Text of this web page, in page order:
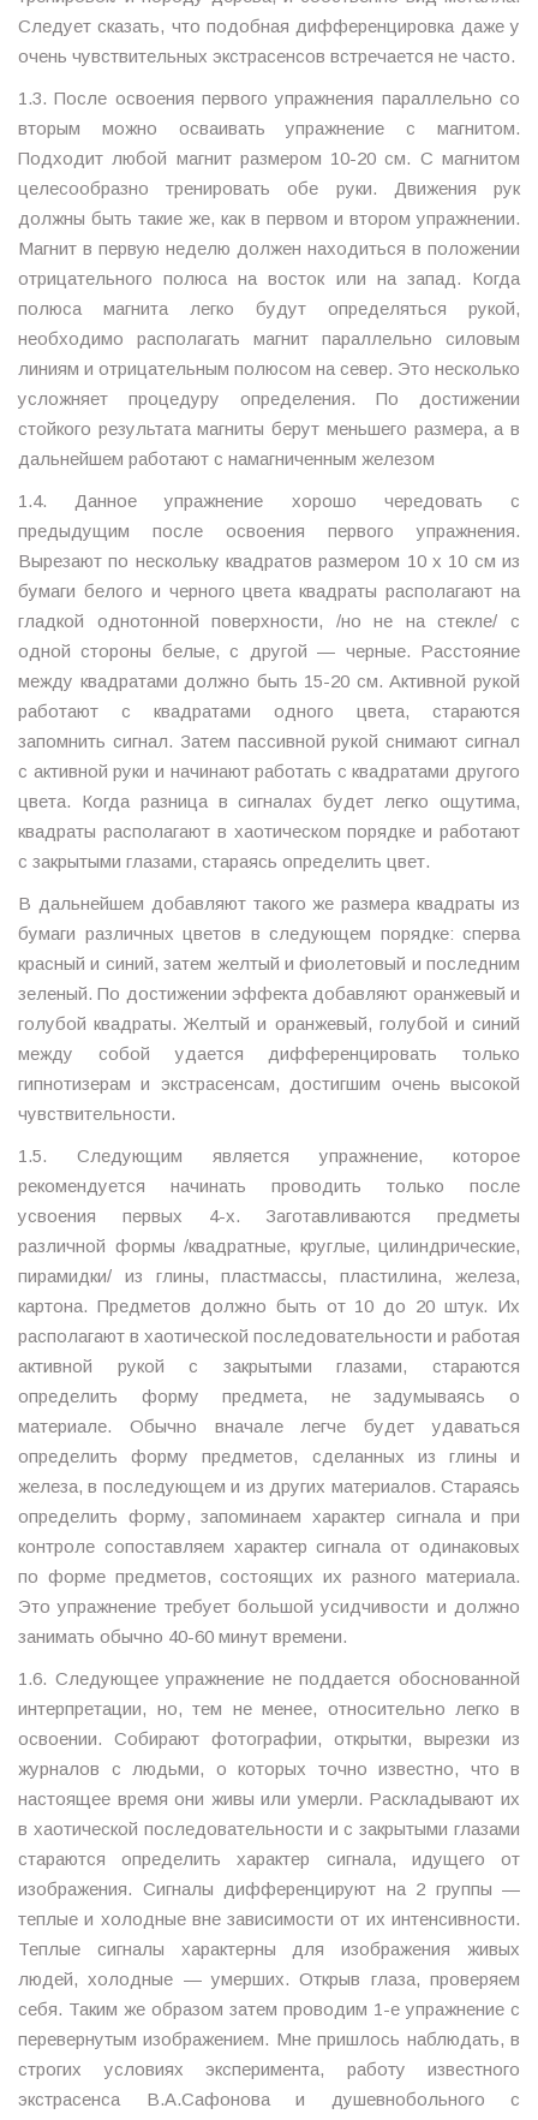
Следует сказать, что подобная дифференцировка даже у
очень чувствительных экстрасенсов встречается не часто.
1.3. После освоения первого упражнения параллельно со
вторым можно осваивать упражнение с магнитом.
Подходит любой магнит размером 10-20 см. С магнитом
целесообразно тренировать обе руки. Движения рук
должны быть такие же, как в первом и втором упражнении.
Магнит в первую неделю должен находиться в положении
отрицательного полюса на восток или на запад. Когда
полюса магнита легко будут определяться рукой,
необходимо располагать магнит параллельно силовым
линиям и отрицательным полюсом на север. Это несколько
усложняет процедуру определения. По достижении
стойкого результата магниты берут меньшего размера, а в
дальнейшем работают с намагниченным железом
1.4. Данное упражнение хорошо чередовать с
предыдущим после освоения первого упражнения.
Вырезают по нескольку квадратов размером 10 х 10 см из
бумаги белого и черного цвета квадраты располагают на
гладкой однотонной поверхности, /но не на стекле/ с
одной стороны белые, с другой — черные. Расстояние
между квадратами должно быть 15-20 см. Активной рукой
работают с квадратами одного цвета, стараются
запомнить сигнал. Затем пассивной рукой снимают сигнал
с активной руки и начинают работать с квадратами другого
цвета. Когда разница в сигналах будет легко ощутима,
квадраты располагают в хаотическом порядке и работают
с закрытыми глазами, стараясь определить цвет.
В дальнейшем добавляют такого же размера квадраты из
бумаги различных цветов в следующем порядке: сперва
красный и синий, затем желтый и фиолетовый и последним
зеленый. По достижении эффекта добавляют оранжевый и
голубой квадраты. Желтый и оранжевый, голубой и синий
между собой удается дифференцировать только
гипнотизерам и экстрасенсам, достигшим очень высокой
чувствительности.
1.5. Следующим является упражнение, которое
рекомендуется начинать проводить только после
усвоения первых 4-х. Заготавливаются предметы
различной формы /квадратные, круглые, цилиндрические,
пирамидки/ из глины, пластмассы, пластилина, железа,
картона. Предметов должно быть от 10 до 20 штук. Их
располагают в хаотической последовательности и работая
активной рукой с закрытыми глазами, стараются
определить форму предмета, не задумываясь о
материале. Обычно вначале легче будет удаваться
определить форму предметов, сделанных из глины и
железа, в последующем и из других материалов. Стараясь
определить форму, запоминаем характер сигнала и при
контроле сопоставляем характер сигнала от одинаковых
по форме предметов, состоящих их разного материала.
Это упражнение требует большой усидчивости и должно
занимать обычно 40-60 минут времени.
1.6. Следующее упражнение не поддается обоснованной
интерпретации, но, тем не менее, относительно легко в
освоении. Собирают фотографии, открытки, вырезки из
журналов с людьми, о которых точно известно, что в
настоящее время они живы или умерли. Раскладывают их
в хаотической последовательности и с закрытыми глазами
стараются определить характер сигнала, идущего от
изображения. Сигналы дифференцируют на 2 группы —
теплые и холодные вне зависимости от их интенсивности.
Теплые сигналы характерны для изображения живых
людей, холодные — умерших. Открыв глаза, проверяем
себя. Таким же образом затем проводим 1-е упражнение с
перевернутым изображением. Мне пришлось наблюдать, в
строгих условиях эксперимента, работу известного
экстрасенса В.А.Сафонова и душевнобольного с